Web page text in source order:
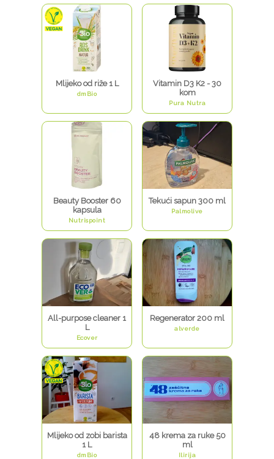
Mlijeko od riže 1 L
dmBio
Vitamin D3 K2 - 30
kom
Pura Nutra
Beauty Booster 60
kapsula
Nutrispoint
Tekući sapun 300 ml
Palmolive
All-purpose cleaner 1
L
Ecover
Regenerator 200 ml
alverde
Mlijeko od zobi barista
1 L
dmBio
48 krema za ruke 50
ml
Ilirija